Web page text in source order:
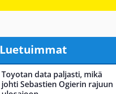
Luetuimmat
Toyotan data paljasti, mikä
johti Sebastien Ogierin rajuun